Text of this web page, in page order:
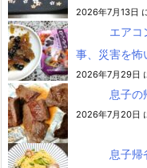
2026年7月13日
エアコ
事、災害を怖
2026年7月29日
息子
2026年7月20日
息子